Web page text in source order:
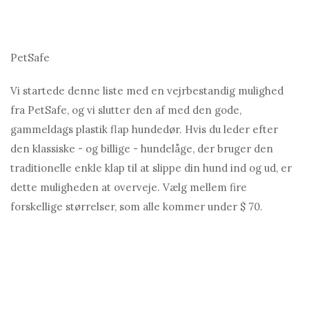
PetSafe
Vi startede denne liste med en vejrbestandig mulighed
fra PetSafe, og vi slutter den af ​​med den gode,
gammeldags plastik flap hundedør. Hvis du leder efter
den klassiske - og billige - hundelåge, der bruger den
traditionelle enkle klap til at slippe din hund ind og ud, er
dette muligheden at overveje. Vælg mellem fire
forskellige størrelser, som alle kommer under $ 70.